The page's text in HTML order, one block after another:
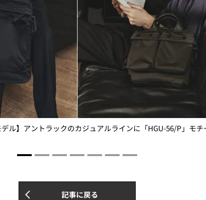
ル】アントラックのカジュアルラインに「HGU-56/P」モチ
記事に戻る